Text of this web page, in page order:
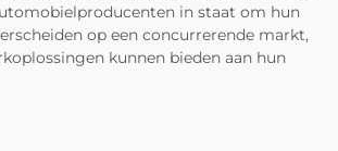
in staat om hun
op een concurrerende markt,
kunnen bieden aan hun